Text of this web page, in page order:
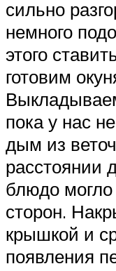
сильно
немного
этого
готовим
пока у нас
дым из
расстоянии
блюдо могло
сторон.
крышкой и
появления